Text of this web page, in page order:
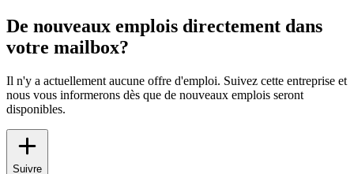
De nouveaux emplois directement dans
votre mailbox?
Il n'y a actuellement aucune offre d'emploi. Suivez cette entreprise et
nous vous informerons dès que de nouveaux emplois seront
disponibles.
Suivre